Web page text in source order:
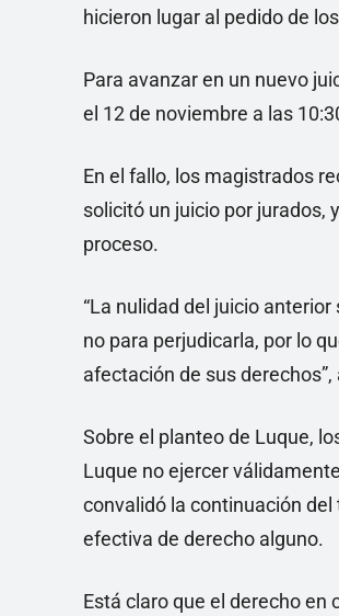
hicieron lugar al pedido de
Para avanzar en un nuevo
el 12 de noviembre a las
En el fallo, los magistrados
solicitó un juicio por jurados,
proceso.
“La nulidad del juicio
no para perjudicarla, por lo
afectación de sus
Sobre el planteo de Luque,
Luque no ejercer
convalidó la continuación
efectiva de derecho alguno.
Está claro que el derecho en